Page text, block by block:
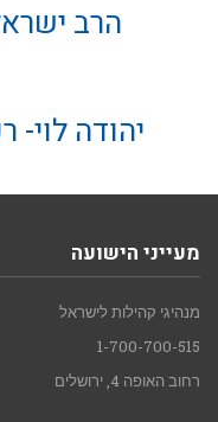
הרב
יהודה
מעייני הישועה
מנהיגי קהילות לישראל
1-700-700-515
רחוב האופה 4, ירושלים